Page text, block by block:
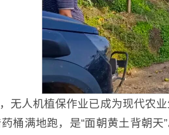
无人机植保作业已成为现代农
桶满地跑，是“面朝黄土背朝